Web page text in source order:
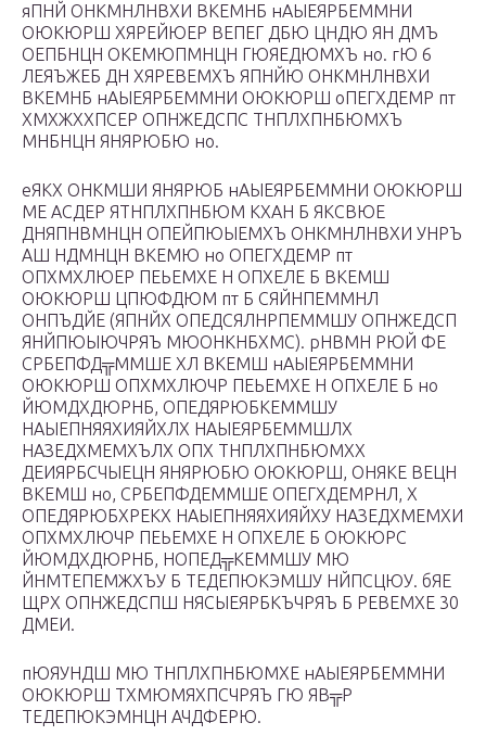
яПНЙ ОНКМНЛНВХИ ВКЕМНБ нАЫЕЯРБЕММНИ
ОЮКЮРШ ХЯРЕЙЮЕР ВЕПЕГ ДБЮ ЦНДЮ ЯН ДМЪ
ОЕПБНЦН ОКЕМЮПМНЦН ГЮЯЕДЮМХЪ но. гЮ 6
ЛЕЯЪЖЕБ ДН ХЯРЕВЕМХЪ ЯПНЙЮ ОНКМНЛНВХИ
ВКЕМНБ нАЫЕЯРБЕММНИ ОЮКЮРШ оПЕГХДЕМР пт
ХМХЖХХПСЕР ОПНЖЕДСПС ТНПЛХПНБЮМХЪ
МНБНЦН ЯНЯРЮБЮ но.
еЯКХ ОНКМШИ ЯНЯРЮБ нАЫЕЯРБЕММНИ ОЮКЮРШ
МЕ АСДЕР ЯТНПЛХПНБЮМ КХАН Б ЯКСВЮЕ
ДНЯПНВМНЦН ОПЕЙПЮЫЕМХЪ ОНКМНЛНВХИ УНРЪ
АШ НДМНЦН ВКЕМЮ но ОПЕГХДЕМР пт
ОПХМХЛЮЕР ПЕЬЕМХЕ Н ОПХЕЛЕ Б ВКЕМШ
ОЮКЮРШ ЦПЮФДЮМ пт Б СЯЙНПЕММНЛ
ОНПЪДЙЕ (ЯПНЙХ ОПЕДСЯЛНРПЕММШУ ОПНЖЕДСП
ЯНЙПЮЫЮЧРЯЪ МЮОНКНБХМС). рНВМН РЮЙ ФЕ
СРБЕПФД╦ММШЕ ХЛ ВКЕМШ нАЫЕЯРБЕММНИ
ОЮКЮРШ ОПХМХЛЮЧР ПЕЬЕМХЕ Н ОПХЕЛЕ Б но
ЙЮМДХДЮРНБ, ОПЕДЯРЮБКЕММШУ
НАЫЕПНЯЯХИЯЙХЛХ НАЫЕЯРБЕММШЛХ
НАЗЕДХМЕМХЪЛХ ОПХ ТНПЛХПНБЮМХХ
ДЕИЯРБСЧЫЕЦН ЯНЯРЮБЮ ОЮКЮРШ, ОНЯКЕ ВЕЦН
ВКЕМШ но, СРБЕПФДЕММШЕ ОПЕГХДЕМРНЛ, Х
ОПЕДЯРЮБХРЕКХ НАЫЕПНЯЯХИЯЙХУ НАЗЕДХМЕМХИ
ОПХМХЛЮЧР ПЕЬЕМХЕ Н ОПХЕЛЕ Б ОЮКЮРС
ЙЮМДХДЮРНБ, НОПЕД╦КЕММШУ МЮ
ЙНМТЕПЕМЖХЪУ Б ТЕДЕПЮКЭМШУ НЙПСЦЮУ. бЯЕ
ЩРХ ОПНЖЕДСПШ НЯСЫЕЯРБКЪЧРЯЪ Б РЕВЕМХЕ 30
ДМЕИ.
пЮЯУНДШ МЮ ТНПЛХПНБЮМХЕ нАЫЕЯРБЕММНИ
ОЮКЮРШ ТХМЮМЯХПСЧРЯЪ ГЮ ЯВ╦Р
ТЕДЕПЮКЭМНЦН АЧДФЕРЮ.